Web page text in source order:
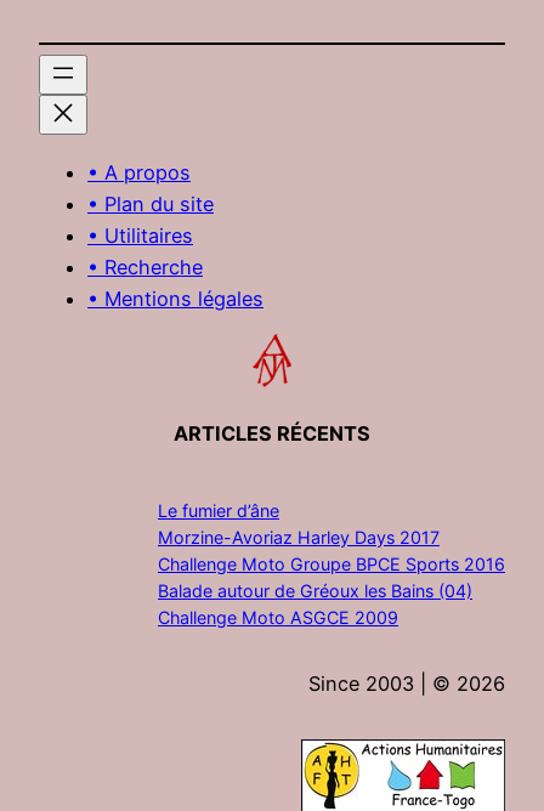
• A propos
• Plan du site
• Utilitaires
• Recherche
• Mentions légales
ARTICLES RÉCENTS
Le fumier d’âne
Morzine-Avoriaz Harley Days 2017
Challenge Moto Groupe BPCE Sports 2016
Balade autour de Gréoux les Bains (04)
Challenge Moto ASGCE 2009
Since 2003 | © 2026